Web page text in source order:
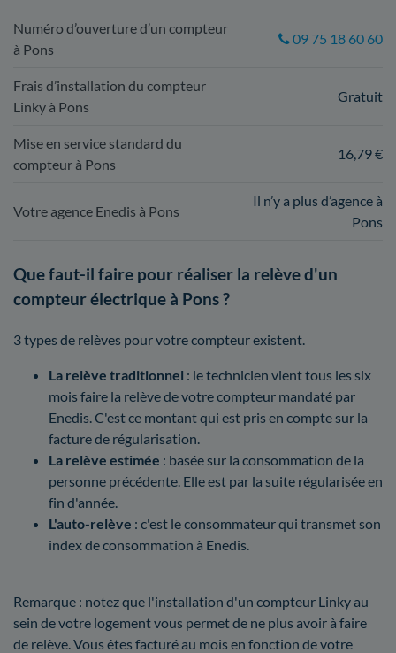
Numéro d’ouverture d’un compteur
à Pons
09 75 18 60 60
Frais d’installation du compteur
Linky à Pons
Gratuit
Mise en service standard du
compteur à Pons
16,79 €
Votre agence Enedis à Pons
Il n’y a plus d’agence à
Pons
Que faut-il faire pour réaliser la relève d'un
compteur électrique à Pons ?
3 types de relèves pour votre compteur existent.
La relève traditionnel : le technicien vient tous les six
mois faire la relève de votre compteur mandaté par
Enedis. C'est ce montant qui est pris en compte sur la
facture de régularisation.
La relève estimée : basée sur la consommation de la
personne précédente. Elle est par la suite régularisée en
fin d'année.
L'auto-relève : c'est le consommateur qui transmet son
index de consommation à Enedis.
Remarque : notez que l'installation d'un compteur Linky au
sein de votre logement vous permet de ne plus avoir à faire
de relève. Vous êtes facturé au mois en fonction de votre